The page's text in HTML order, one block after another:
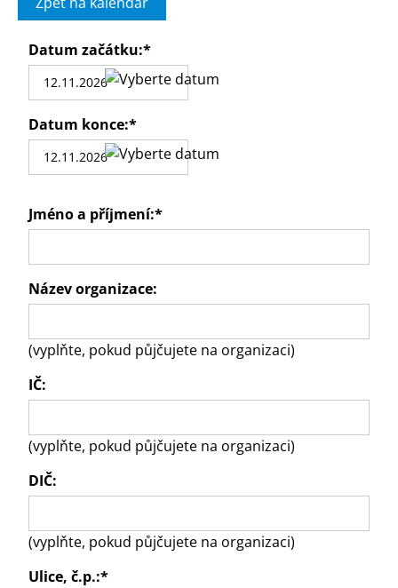
Datum začátku:*
Datum konce:*
Jméno a příjmení:*
Název organizace:
(vyplňte, pokud půjčujete na organizaci)
IČ:
(vyplňte, pokud půjčujete na organizaci)
DIČ:
(vyplňte, pokud půjčujete na organizaci)
Ulice, č.p.:*